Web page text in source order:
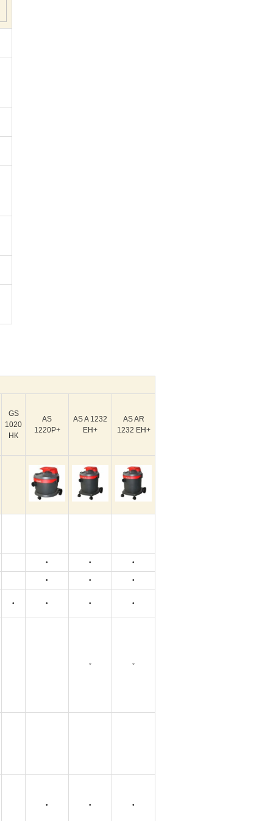
GS
1020
НК
AS
1220Р+
AS A 1232
EH+
AS AR
1232 EH+
• • •
• • •
• • • •
° °
• • •